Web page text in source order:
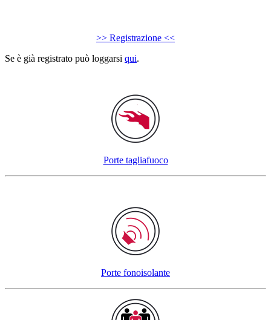
>> Registrazione <<
Se è già registrato può loggarsi qui.
Porte tagliafuoco
Porte fonoisolante